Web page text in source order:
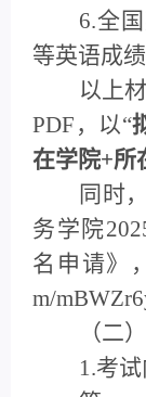
6.全
等英语成绩
以上
PDF，以“
在学院+所
同时
务学院
名申请》
m/
（二
1.考